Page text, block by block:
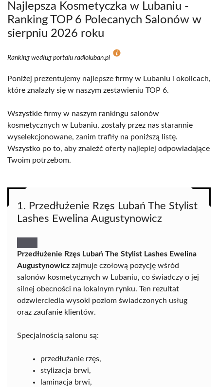
Najlepsza Kosmetyczka w Lubaniu -
Ranking TOP 6 Polecanych Salonów w
sierpniu 2026 roku
Ranking według portalu radioluban.pl
Poniżej prezentujemy najlepsze firmy w Lubaniu i okolicach,
które znalazły się w naszym zestawieniu TOP 6.
Wszystkie firmy w naszym rankingu salonów
kosmetycznych w Lubaniu, zostały przez nas starannie
wyselekcjonowane, zanim trafiły na poniższą listę.
Wszystko po to, aby znaleźć oferty najlepiej odpowiadające
Twoim potrzebom.
1. Przedłużenie Rzęs Lubań The Stylist
Lashes Ewelina Augustynowicz
Przedłużenie Rzęs Lubań The Stylist Lashes Ewelina
Augustynowicz zajmuje czołową pozycję wśród
salonów kosmetycznych w Lubaniu, co świadczy o jej
silnej obecności na lokalnym rynku. Ten rezultat
odzwierciedla wysoki poziom świadczonych usług
oraz zaufanie klientów.
Specjalnością salonu są:
przedłużanie rzęs,
stylizacja brwi,
laminacja brwi,